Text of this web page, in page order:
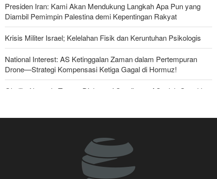
Presiden Iran: Kami Akan Mendukung Langkah Apa Pun yang
Diambil Pemimpin Palestina demi Kepentingan Rakyat
Krisis Militer Israel; Kelelahan Fisik dan Keruntuhan Psikologis
National Interest: AS Ketinggalan Zaman dalam Pertempuran
Drone—Strategi Kompensasi Ketiga Gagal di Hormuz!
Ghalibaf kepada Trump: Diplomasi Sandiwara AS telah Gagal !
The Economist: Kesepakatan dengan Iran Opsi Realistis Akhiri
Yahya Saree: Kami Hancurkan Posisi Pasukan Bayaran Saudi